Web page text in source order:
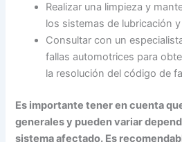
Realizar una limpieza y
los sistemas de lubricación
Consultar con un
fallas automotrices para
la resolución del código de
Es importante tener en cuenta
generales y pueden variar
sistema afectado. Es